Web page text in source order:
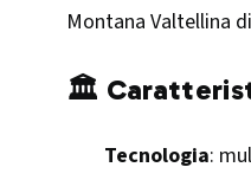
Montana Valtellina
🏛️
Tecnologia: